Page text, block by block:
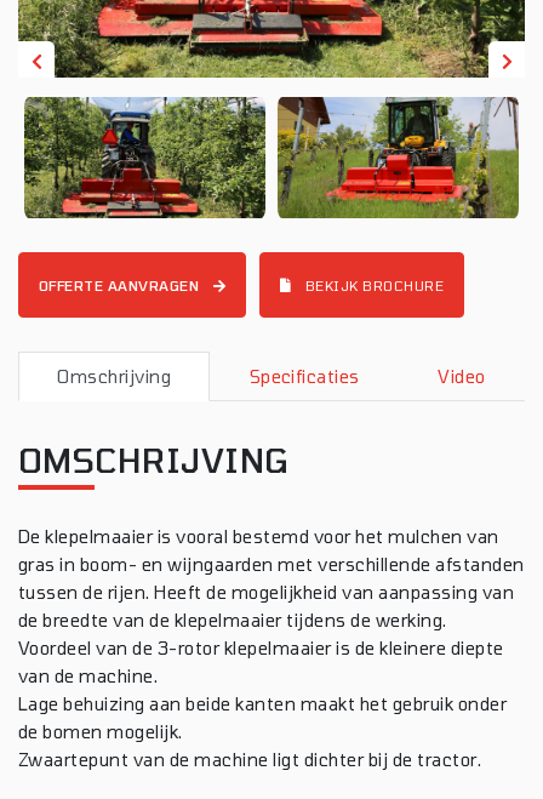
OFFERTE AANVRAGEN BEKIJK BROCHURE
Omschrijving Specificaties Video
OMSCHRIJVING
De klepelmaaier is vooral bestemd voor het mulchen van
gras in boom- en wijngaarden met verschillende afstanden
tussen de rijen. Heeft de mogelijkheid van aanpassing van
de breedte van de klepelmaaier tijdens de werking.
Voordeel van de 3-rotor klepelmaaier is de kleinere diepte
van de machine.
Lage behuizing aan beide kanten maakt het gebruik onder
de bomen mogelijk.
Zwaartepunt van de machine ligt dichter bij de tractor.